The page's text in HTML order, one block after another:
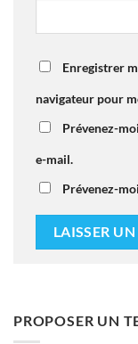
Enregistrer
navigateur pour
Prévenez-
e-mail.
Prévenez-
PROPOSER UN